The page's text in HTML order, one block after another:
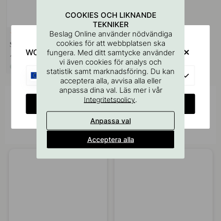
VÄGGFÄSTE
Skruvstift M4x50mm 1st
11 kr
Inspireras av andra
Tagga dina bilder med #beslagonline &
@beslagonline för att synas här!
COOKIES OCH LIKNANDE
TEKNIKER
Beslag Online använder nödvändiga
cookies för att webbplatsen ska
fungera. Med ditt samtycke använder
vi även cookies för analys och
statistik samt marknadsföring. Du kan
acceptera alla, avvisa alla eller
anpassa dina val. Läs mer i vår
Integritetspolicy.
Anpassa val
Acceptera alla
WOULD YOU RATHER VISIT?
EU
CHANGE COUNTRY